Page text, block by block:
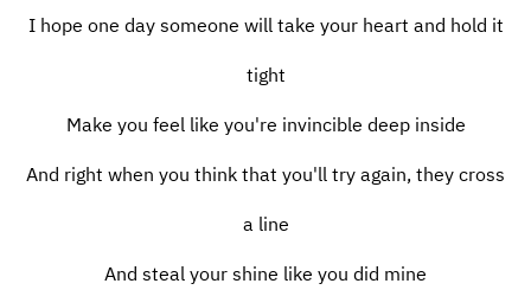
I hope one day someone will take your heart and hold it
tight
Make you feel like you're invincible deep inside
And right when you think that you'll try again, they cross
a line
And steal your shine like you did mine